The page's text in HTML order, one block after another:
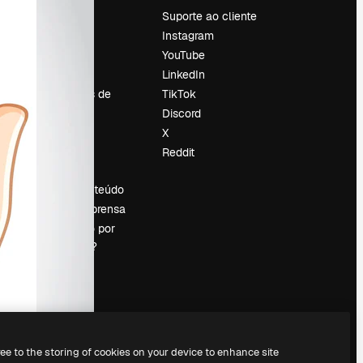
Tendências de
Vender conteúdo
Sala de imprensa
Procurando por
magnific.ai?
Suporte ao cliente
Instagram
YouTube
LinkedIn
TikTok
Discord
X
Reddit
to the storing of cookies on your device to enhance site